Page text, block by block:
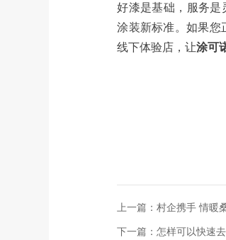
好漆是基础，服务是
涂装新标准。如果您
线下体验店，让涂可
上一篇：村企携手 情暖
下一篇：怎样可以快速